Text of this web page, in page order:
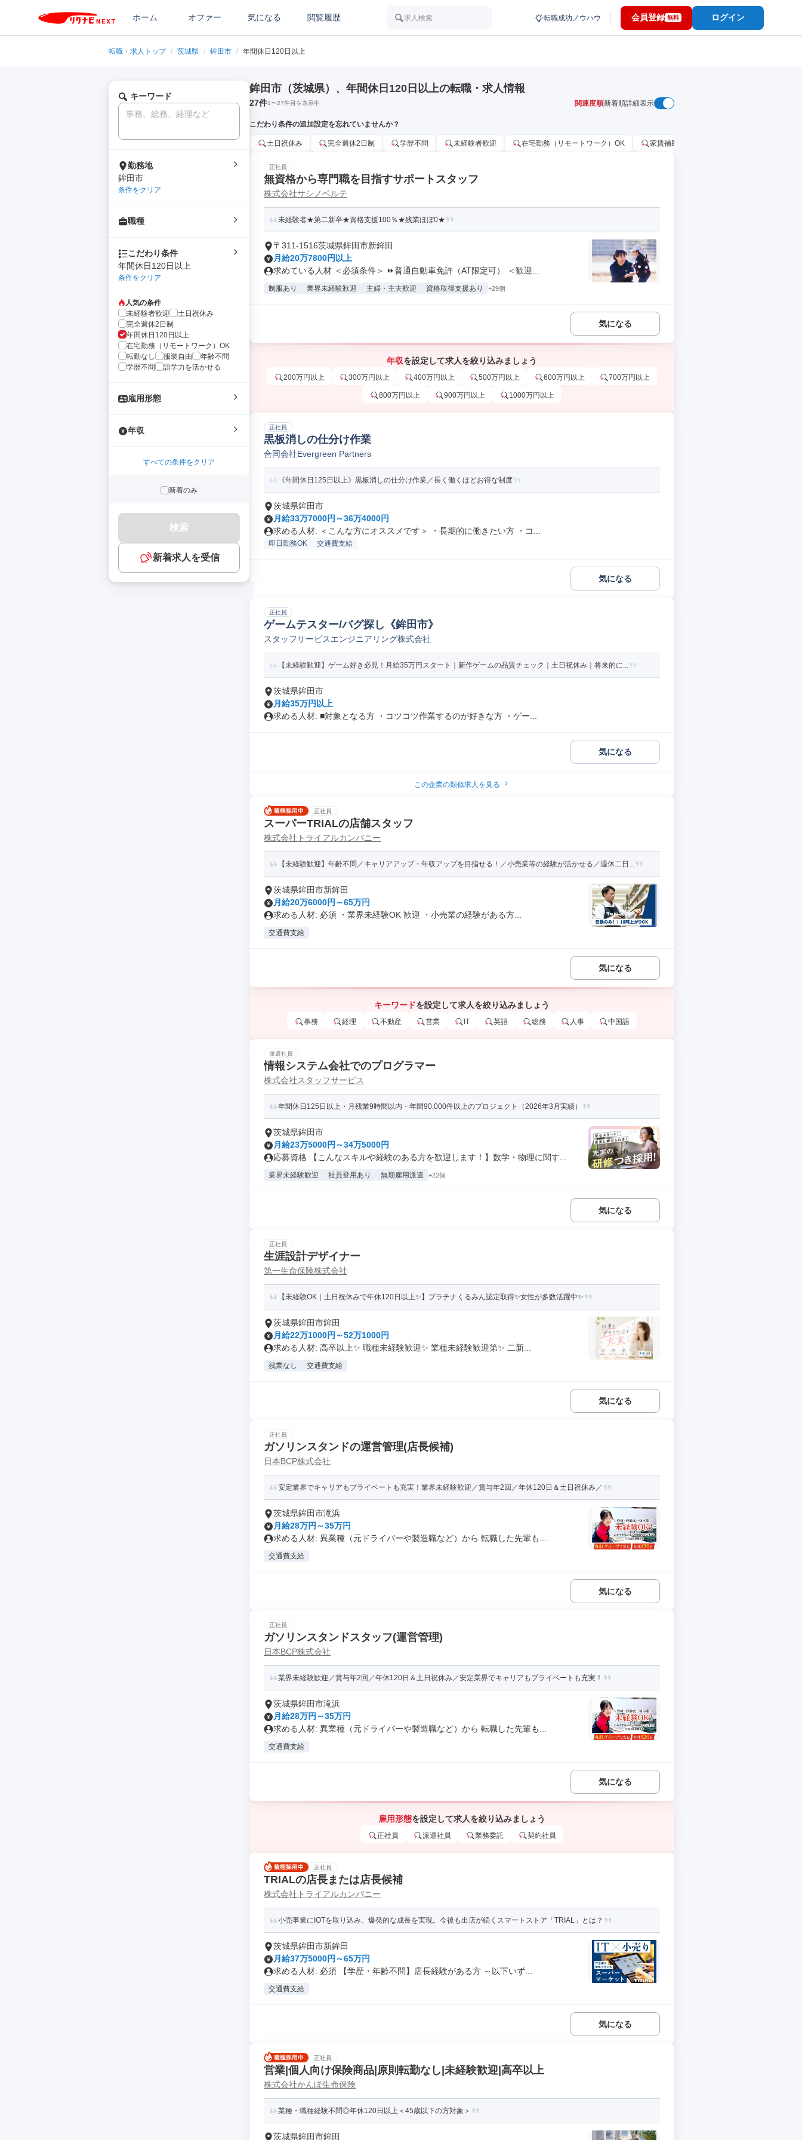
ホーム オファー 気になる 閲覧履歴 求人検索 転職成功ノウハウ 会員登録 無料 ログイン
転職・求人トップ / 茨城県 / 鉾田市 / 年間休日120日以上
キーワード
勤務地
鉾田市
条件をクリア
職種
こだわり条件
年間休日120日以上
条件をクリア
人気の条件
未経験者歓迎
土日祝休み
完全週休2日制
年間休日120日以上
在宅勤務（リモートワーク）OK
転勤なし
服装自由
年齢不問
学歴不問
語学力を活かせる
雇用形態
年収
すべての条件をクリア
新着のみ
検索
新着求人を受信
鉾田市（茨城県）、年間休日120日以上の転職・求人情報
27件1〜27件目を表示中 関連度順新着順詳細表示
こだわり条件の追加設定を忘れていませんか？
土日祝休み 完全週休2日制 学歴不問 未経験者歓迎 在宅勤務（リモートワーク）OK 家賃補助・住宅手当あり
正社員
無資格から専門職を目指すサポートスタッフ
株式会社サシノベルテ
未経験者★第二新卒★資格支援100％★残業ほぼ0★
〒311-1516茨城県鉾田市新鉾田
月給20万7800円以上
求めている人材 ＜必須条件＞ ⏩普通自動車免許（AT限定可） ＜歓迎...
制服あり 業界未経験歓迎 主婦・主夫歓迎 資格取得支援あり +29個
気になる
年収を設定して求人を絞り込みましょう
200万円以上 300万円以上 400万円以上 500万円以上 600万円以上 700万円以上
800万円以上 900万円以上 1000万円以上
正社員
黒板消しの仕分け作業
合同会社Evergreen Partners
《年間休日125日以上》黒板消しの仕分け作業／長く働くほどお得な制度
茨城県鉾田市
月給33万7000円～36万4000円
求める人材: ＜こんな方にオススメです＞ ・長期的に働きたい方 ・コ...
即日勤務OK 交通費支給
気になる
正社員
ゲームテスター/バグ探し《鉾田市》
スタッフサービスエンジニアリング株式会社
【未経験歓迎】ゲーム好き必見！月給35万円スタート｜新作ゲームの品質チェック｜土日祝休み｜将来的に...
茨城県鉾田市
月給35万円以上
求める人材: ■対象となる方 ・コツコツ作業するのが好きな方 ・ゲー...
気になる
この企業の類似求人を見る
正社員
スーパーTRIALの店舗スタッフ
株式会社トライアルカンパニー
【未経験歓迎】年齢不問／キャリアアップ・年収アップを目指せる！／小売業等の経験が活かせる／週休二日...
茨城県鉾田市新鉾田
月給20万6000円～65万円
求める人材: 必須 ・業界未経験OK 歓迎 ・小売業の経験がある方...
交通費支給
気になる
キーワードを設定して求人を絞り込みましょう
事務 経理 不動産 営業 IT 英語 総務 人事 中国語
派遣社員
情報システム会社でのプログラマー
株式会社スタッフサービス
年間休日125日以上・月残業9時間以内・年間90,000件以上のプロジェクト（2026年3月実績）
茨城県鉾田市
月給23万5000円～34万5000円
応募資格 【こんなスキルや経験のある方を歓迎します！】数学・物理に関す...
業界未経験歓迎 社員登用あり 無期雇用派遣 +22個
気になる
正社員
生涯設計デザイナー
第一生命保険株式会社
【未経験OK｜土日祝休みで年休120日以上✨】プラチナくるみん認定取得✨女性が多数活躍中✨
茨城県鉾田市鉾田
月給22万1000円～52万1000円
求める人材: 高卒以上✨ 職種未経験歓迎✨ 業種未経験歓迎第✨ 二新...
残業なし 交通費支給
気になる
正社員
ガソリンスタンドの運営管理(店長候補)
日本BCP株式会社
安定業界でキャリアもプライベートも充実！業界未経験歓迎／賞与年2回／年休120日＆土日祝休み／
茨城県鉾田市滝浜
月給28万円～35万円
求める人材: 異業種（元ドライバーや製造職など）から 転職した先輩も...
交通費支給
気になる
正社員
ガソリンスタンドスタッフ(運営管理)
日本BCP株式会社
業界未経験歓迎／賞与年2回／年休120日＆土日祝休み／安定業界でキャリアもプライベートも充実！
茨城県鉾田市滝浜
月給28万円～35万円
求める人材: 異業種（元ドライバーや製造職など）から 転職した先輩も...
交通費支給
気になる
雇用形態を設定して求人を絞り込みましょう
正社員 派遣社員 業務委託 契約社員
正社員
TRIALの店長または店長候補
株式会社トライアルカンパニー
小売事業にIOTを取り込み、爆発的な成長を実現。今後も出店が続くスマートストア「TRIAL」とは？
茨城県鉾田市新鉾田
月給37万5000円～65万円
求める人材: 必須 【学歴・年齢不問】店長経験がある方 ～以下いず...
交通費支給
気になる
正社員
営業|個人向け保険商品|原則転勤なし|未経験歓迎|高卒以上
株式会社かんぽ生命保険
業種・職種経験不問◎年休120日以上＜45歳以下の方対象＞
茨城県鉾田市鉾田